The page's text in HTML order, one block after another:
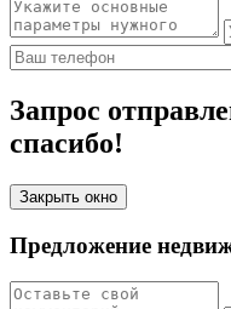
Запрос
спасибо!
Закрыть окно
Предложение